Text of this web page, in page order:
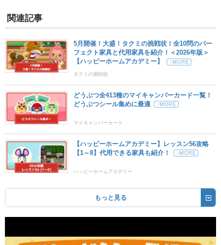
関連記事
5月開催！大盛！タクミの挑戦状！全10問のパー
フェクト家具と代用家具を紹介！＜2026年版＞
【ハッピーホームアカデミー】
タクミの挑戦状
どうぶつ全413種のマイキャンパーカード一覧！
どうぶつシール集めに最適
マイキャンパーカード
【ハッピーホームアカデミー】レッスン56攻略
【1～8】代用できる家具も紹介！
ハッピーホームアカデミー
もっと見る